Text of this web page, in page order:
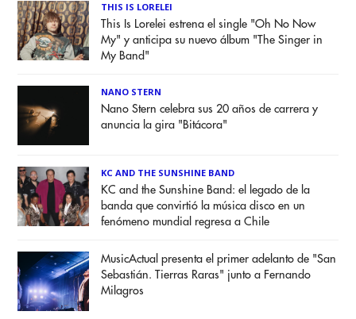
THIS IS LORELEI
This Is Lorelei estrena el single "Oh No Now
My" y anticipa su nuevo álbum "The Singer in
My Band"
NANO STERN
Nano Stern celebra sus 20 años de carrera y
anuncia la gira "Bitácora"
KC AND THE SUNSHINE BAND
KC and the Sunshine Band: el legado de la
banda que convirtió la música disco en un
fenómeno mundial regresa a Chile
MusicActual presenta el primer adelanto de "San
Sebastián. Tierras Raras" junto a Fernando
Milagros